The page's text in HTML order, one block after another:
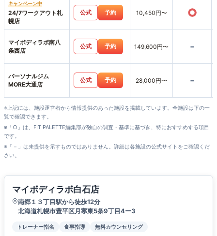
キャンペーン中
24/7ワークアウト札
幌店
公式 予約 10,450円〜 ○
マイボディラボ南八
条西店
公式 予約 149,600円〜 -
パーソナルジム
MORE大通店
公式 予約 28,000円〜 -
※上記には、施設運営者から情報提供のあった施設を掲載しています。全施設は下の一
覧で確認できます。
※「○」は、FIT PALETTE編集部が独自の調査・基準に基づき、特におすすめする項目
です。
※「－」は未提供を示すものではありません。詳細は各施設の公式サイトをご確認くだ
さい。
マイボディラボ白石店
南郷１３丁目駅から徒歩12分
北海道札幌市豊平区月寒東5条9丁目4ー3
トレーナー指名 食事指導 無料カウンセリング